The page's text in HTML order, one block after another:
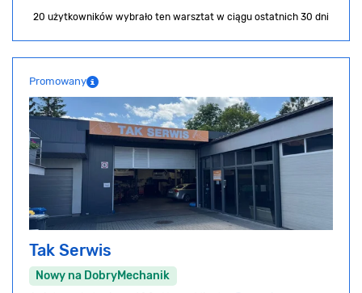
20 użytkowników wybrało ten warsztat w ciągu ostatnich 30 dni
Promowany
Tak Serwis
Nowy na DobryMechanik